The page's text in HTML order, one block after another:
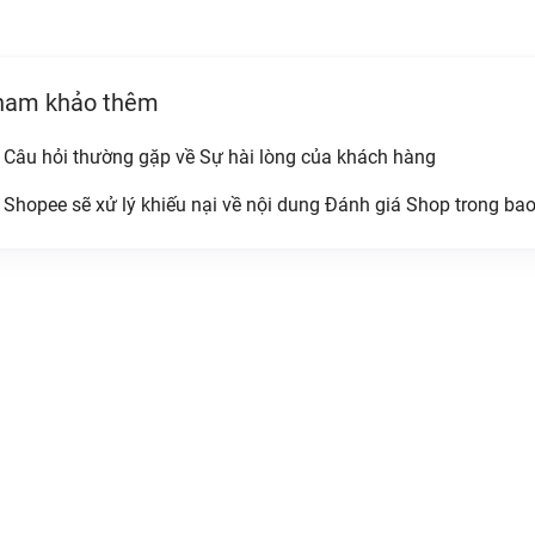
khảo thêm
Câu hỏi thường gặp về Sự hài lòng của khách hàng
Shopee sẽ xử lý khiếu nại về nội dung Đánh giá Shop trong